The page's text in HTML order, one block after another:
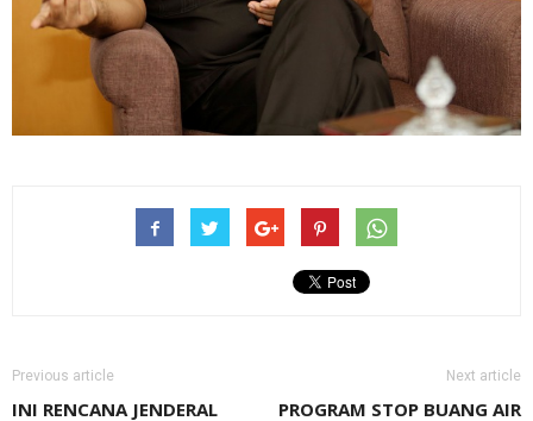
Previous article
INI RENCANA JENDERAL
Next article
PROGRAM STOP BUANG AIR